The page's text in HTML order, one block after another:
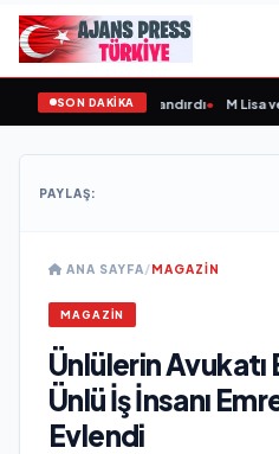
SON DAKİKA
Yeni Bir Marka Kazandırdı• M Lisa ve
PAYLAŞ:
ANA SAYFA/MAGAZİN
MAGAZİN
Ünlülerin Avukatı
Ünlü İş İnsanı
Evlendi